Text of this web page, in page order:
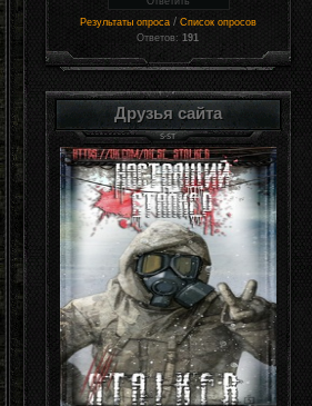
Результаты опроса / Список опросов
Ответов:191
Друзья сайта